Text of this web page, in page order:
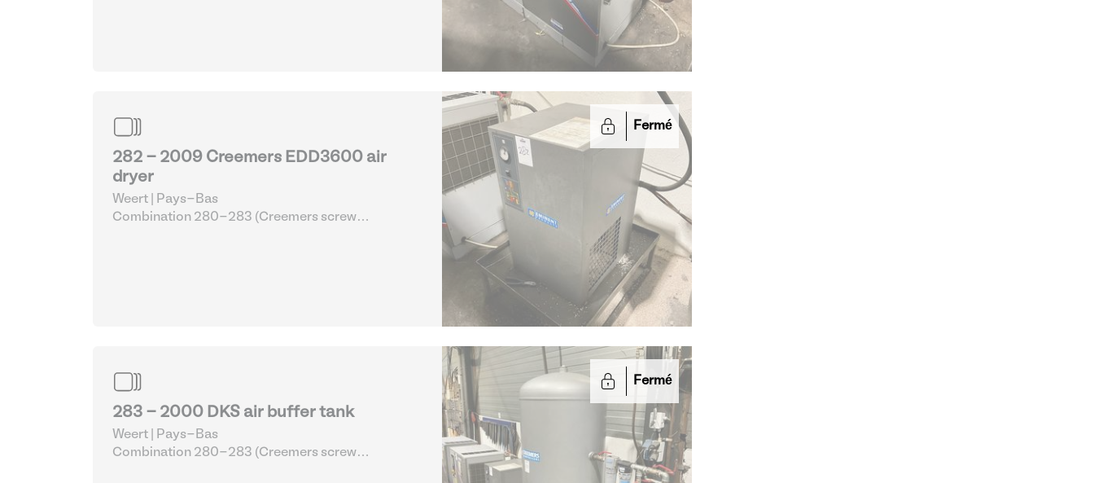
Fermé
282 - 2009 Creemers EDD3600 air
dryer
Weert | Pays-Bas
Combination 280-283 (Creemers screw
Fermé
283 - 2000 DKS air buffer tank
Weert | Pays-Bas
Combination 280-283 (Creemers screw